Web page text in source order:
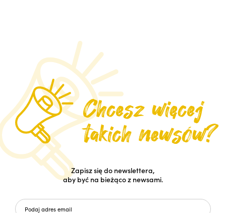
Zapisz się do newslettera,
aby być na bieżąco z newsami.